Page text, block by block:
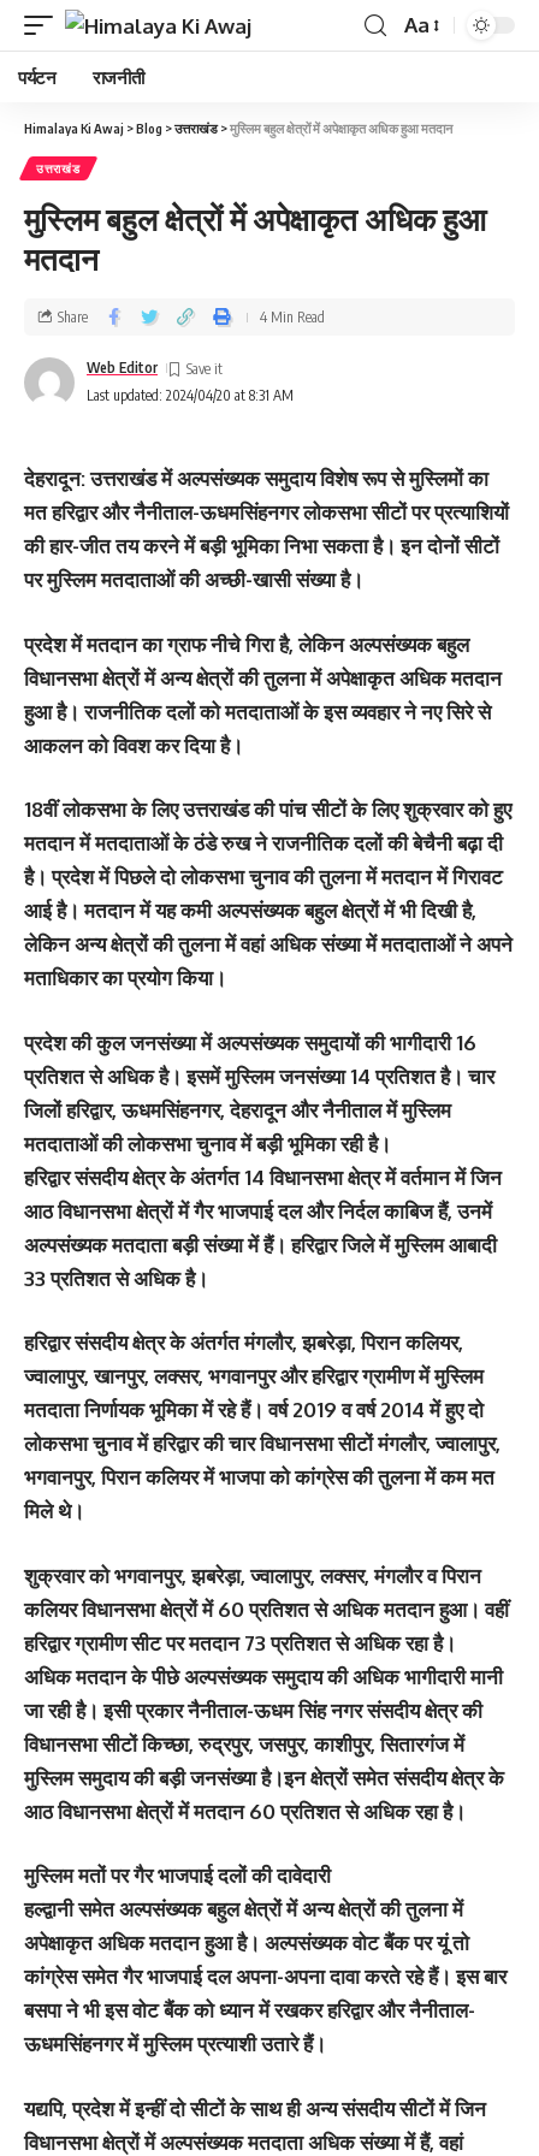
Aa
पर्यटन राजनीती
Himalaya Ki Awaj >Blog >उत्तराखंड>मुस्लिम बहुल क्षेत्रों में अपेक्षाकृत अधिक हुआ मतदान
उत्तराखंड
मुस्लिम बहुल क्षेत्रों में अपेक्षाकृत अधिक हुआ
मतदान
Last updated: 2024/04/20 at 8:31 AM
Web Editor
Share 4 Min Read
देहरादून: उत्तराखंड में अल्पसंख्यक समुदाय विशेष रूप से मुस्लिमों का
मत हरिद्वार और नैनीताल-ऊधमसिंहनगर लोकसभा सीटों पर प्रत्याशियों
की हार-जीत तय करने में बड़ी भूमिका निभा सकता है। इन दोनों सीटों
पर मुस्लिम मतदाताओं की अच्छी-खासी संख्या है।
प्रदेश में मतदान का ग्राफ नीचे गिरा है, लेकिन अल्पसंख्यक बहुल
विधानसभा क्षेत्रों में अन्य क्षेत्रों की तुलना में अपेक्षाकृत अधिक मतदान
हुआ है। राजनीतिक दलों को मतदाताओं के इस व्यवहार ने नए सिरे से
आकलन को विवश कर दिया है।
18वीं लोकसभा के लिए उत्तराखंड की पांच सीटों के लिए शुक्रवार को हुए
मतदान में मतदाताओं के ठंडे रुख ने राजनीतिक दलों की बेचैनी बढ़ा दी
है। प्रदेश में पिछले दो लोकसभा चुनाव की तुलना में मतदान में गिरावट
आई है। मतदान में यह कमी अल्पसंख्यक बहुल क्षेत्रों में भी दिखी है,
लेकिन अन्य क्षेत्रों की तुलना में वहां अधिक संख्या में मतदाताओं ने अपने
मताधिकार का प्रयोग किया।
प्रदेश की कुल जनसंख्या में अल्पसंख्यक समुदायों की भागीदारी 16
प्रतिशत से अधिक है। इसमें मुस्लिम जनसंख्या 14 प्रतिशत है। चार
जिलों हरिद्वार, ऊधमसिंहनगर, देहरादून और नैनीताल में मुस्लिम
मतदाताओं की लोकसभा चुनाव में बड़ी भूमिका रही है।
हरिद्वार संसदीय क्षेत्र के अंतर्गत 14 विधानसभा क्षेत्र में वर्तमान में जिन
आठ विधानसभा क्षेत्रों में गैर भाजपाई दल और निर्दल काबिज हैं, उनमें
अल्पसंख्यक मतदाता बड़ी संख्या में हैं। हरिद्वार जिले में मुस्लिम आबादी
33 प्रतिशत से अधिक है।
हरिद्वार संसदीय क्षेत्र के अंतर्गत मंगलौर, झबरेड़ा, पिरान कलियर,
ज्वालापुर, खानपुर, लक्सर, भगवानपुर और हरिद्वार ग्रामीण में मुस्लिम
मतदाता निर्णायक भूमिका में रहे हैं। वर्ष 2019 व वर्ष 2014 में हुए दो
लोकसभा चुनाव में हरिद्वार की चार विधानसभा सीटों मंगलौर, ज्वालापुर,
भगवानपुर, पिरान कलियर में भाजपा को कांग्रेस की तुलना में कम मत
मिले थे।
शुक्रवार को भगवानपुर, झबरेड़ा, ज्वालापुर, लक्सर, मंगलौर व पिरान
कलियर विधानसभा क्षेत्रों में 60 प्रतिशत से अधिक मतदान हुआ। वहीं
हरिद्वार ग्रामीण सीट पर मतदान 73 प्रतिशत से अधिक रहा है।
अधिक मतदान के पीछे अल्पसंख्यक समुदाय की अधिक भागीदारी मानी
जा रही है। इसी प्रकार नैनीताल-ऊधम सिंह नगर संसदीय क्षेत्र की
विधानसभा सीटों किच्छा, रुद्रपुर, जसपुर, काशीपुर, सितारगंज में
मुस्लिम समुदाय की बड़ी जनसंख्या है।इन क्षेत्रों समेत संसदीय क्षेत्र के
आठ विधानसभा क्षेत्रों में मतदान 60 प्रतिशत से अधिक रहा है।
मुस्लिम मतों पर गैर भाजपाई दलों की दावेदारी
हल्द्वानी समेत अल्पसंख्यक बहुल क्षेत्रों में अन्य क्षेत्रों की तुलना में
अपेक्षाकृत अधिक मतदान हुआ है। अल्पसंख्यक वोट बैंक पर यूं तो
कांग्रेस समेत गैर भाजपाई दल अपना-अपना दावा करते रहे हैं। इस बार
बसपा ने भी इस वोट बैंक को ध्यान में रखकर हरिद्वार और नैनीताल-
ऊधमसिंहनगर में मुस्लिम प्रत्याशी उतारे हैं।
यद्यपि, प्रदेश में इन्हीं दो सीटों के साथ ही अन्य संसदीय सीटों में जिन
विधानसभा क्षेत्रों में अल्पसंख्यक मतदाता अधिक संख्या में हैं, वहां